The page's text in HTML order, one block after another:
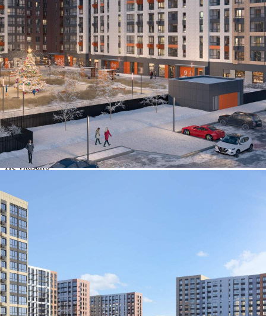
Характеристики помещения
№ объявления
120528
Дата размещения
04.12.2025
Город
Москва
Адрес
Ленинградское шоссе, д.228к4
Расположено
Этаж
1
Предлагается
Продажа
Желаемый / подходящий вид деятельности
Не указано
Размер площади (м2)
34.7
Цена за помещение
9 471 360 руб.
О помещении